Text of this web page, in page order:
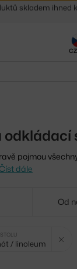
odkládací
pojmou
Číst dále
Od
Zrušit filtr
/ linoleum
dní na vrácení zboží